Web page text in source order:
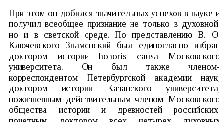
При этом он добился значительных успехов в науке
получил всеобщее признание не только в
но и в светской среде. По представлению В.
Ключевского Знаменский был единогласно
доктором истории honoris causa
университета. Он был также
корреспондентом Петербургской академии
доктором истории Казанского
пожизненным действительным членом
общества истории и древностей